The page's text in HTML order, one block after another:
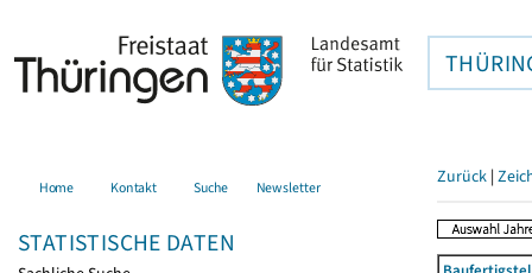
Home Kontakt Suche Newsletter
STATISTISCHE DATEN
Zurück |